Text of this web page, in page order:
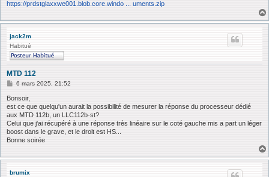
https://prdstglaxxwe001.blob.core.windo ... uments.zip
jack2m
Habitué
MTD 112
M
s
s
g
e
6 mars 2025, 21:52
Bonsoir,
est ce que quelqu'un aurait la possibilité de mesurer la réponse du processeur dédié
aux MTD 112b, un LLC112b-st?
Celui que j'ai récupéré à une réponse très linéaire sur le coté gauche mis a part un léger
boost dans le grave, et le droit est HS...
Bonne soirée
brumix